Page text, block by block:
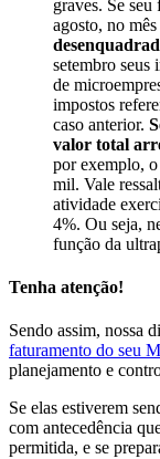
graves. Se
agosto, no
setembro seus
de
impostos
caso anterior.
valor total
por exemplo,
mil. Vale
atividade
4%. Ou seja,
função da
Tenha atenção!
Sendo assim, nossa
faturamento do seu
planejamento e
Se elas estiverem
com antecedência
permitida, e se